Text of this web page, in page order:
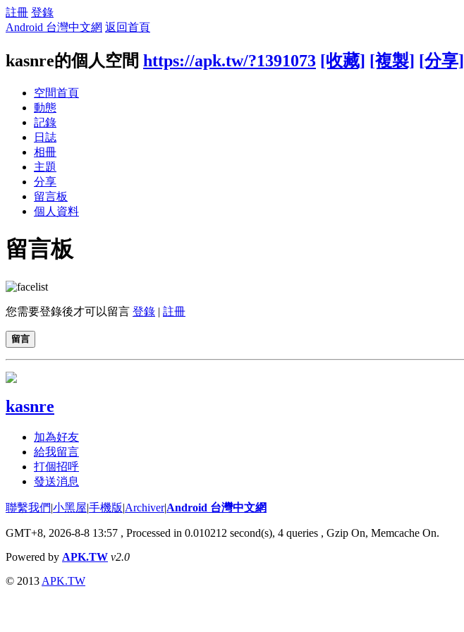
註冊 登錄
Android 台灣中文網 返回首頁
kasnre的個人空間 https://apk.tw/?1391073 [收藏] [複製] [分享]
空間首頁
動態
記錄
日誌
相冊
主題
分享
留言板
個人資料
留言板
您需要登錄後才可以留言 登錄 | 註冊
留言
kasnre
加為好友
給我留言
打個招呼
發送消息
聯繫我們|小黑屋|手機版|Archiver|Android 台灣中文網
GMT+8, 2026-8-8 13:57 , Processed in 0.010212 second(s), 4 queries , Gzip On, Memcache On.
Powered by APK.TW v2.0
© 2013 APK.TW